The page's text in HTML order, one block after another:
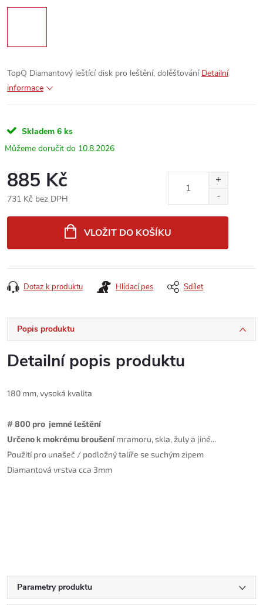
TopQ Diamantový leštící disk pro leštění, dolěšťování Detailní
informace
Skladem 6 ks
10.8.2026
885 Kč
731 Kč bez DPH
VLOŽIT DO KOŠÍKU
Dotaz k produktu Hlídací pes Sdílet
Popis produktu
Detailní popis produktu
180 mm, vysoká kvalita
#800 pro jemné leštění
Určeno k mokrému broušení mramoru, skla, žuly a jiné...
Použití pro unašeč / podložný talíře se suchým zipem
Diamantová vrstva cca 3mm
Parametry produktu